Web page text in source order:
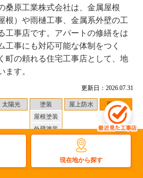
更新日：2026.07.31
太陽光
塗装
屋根塗装
外壁塗装
屋上防水 雨漏り
桑原工業株式会社は、金属屋根
根）や雨樋工事、金属系外壁の工
工事店です。アパートの修繕をは
工事にも対応可能な体制をつく
町の頼れる住宅工事店として、地
ます。
現在地から探す